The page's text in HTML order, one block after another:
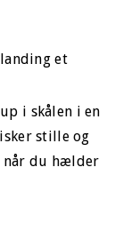
et
i skålen i en
stille og
når du hælder